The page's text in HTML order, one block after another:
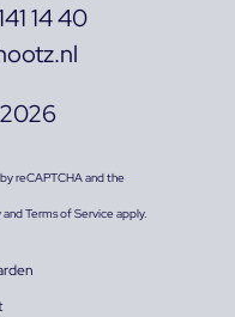
14 40
reCAPTCHA and the
andTerms of Serviceapply.